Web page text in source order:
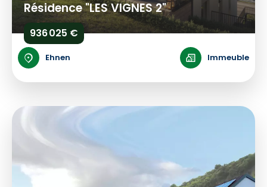
Résidence "LES VIGNES 2"
936 025 €
Ehnen Immeuble